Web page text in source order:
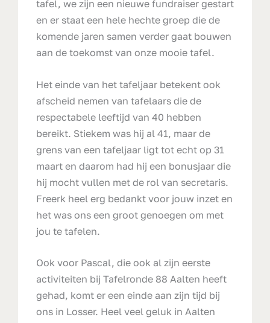
tafel, we zijn een nieuwe fundraiser gestart
en er staat een hele hechte groep die de
komende jaren samen verder gaat bouwen
aan de toekomst van onze mooie tafel.
Het einde van het tafeljaar betekent ook
afscheid nemen van tafelaars die de
respectabele leeftijd van 40 hebben
bereikt. Stiekem was hij al 41, maar de
grens van een tafeljaar ligt tot echt op 31
maart en daarom had hij een bonusjaar die
hij mocht vullen met de rol van secretaris.
Freerk heel erg bedankt voor jouw inzet en
het was ons een groot genoegen om met
jou te tafelen.
Ook voor Pascal, die ook al zijn eerste
activiteiten bij Tafelronde 88 Aalten heeft
gehad, komt er een einde aan zijn tijd bij
ons in Losser. Heel veel geluk in Aalten